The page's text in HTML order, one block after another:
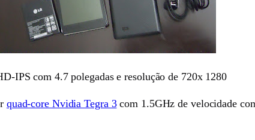
IPS com 4.7 polegadas e resolução de 720x 1280
quad-core Nvidia Tegra 3com 1.5GHz de velocidade